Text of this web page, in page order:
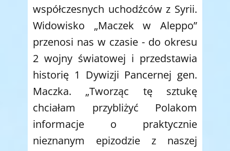
współczesnych uchodźców z Syrii.
Widowisko „Maczek w Aleppo”
przenosi nas w czasie - do okresu
2 wojny światowej i przedstawia
historię 1 Dywizji Pancernej gen.
Maczka. „Tworząc tę sztukę
chciałam przybliżyć Polakom
informacje o praktycznie
nieznanym epizodzie z naszej